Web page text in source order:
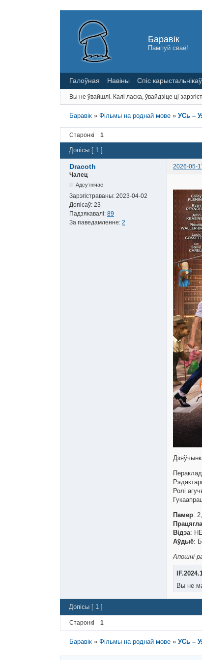
Баравік
Пампуй сваё!
Галоўная Навіны Спіс карыстальнікаў
Вы не ўвайшлі. Калі ласка, ўвайдзіце ці
Баравік »Фільмы на роднай мове »УСь –
Старонкі 1
Допісы [ 1 ]
Dracoth
2026-05-
Чалец
Адсутнічае
Зарэгістраваны: 2023-04-02
Допісаў: 23
Падзякавалі: 89
За паведамленне: 2
Ролі
Памер:
Відэа:
Аўдыё:
Апошні
Вы не
Допісы [ 1 ]
Старонкі 1
Баравік »Фільмы на роднай мове »УСь –